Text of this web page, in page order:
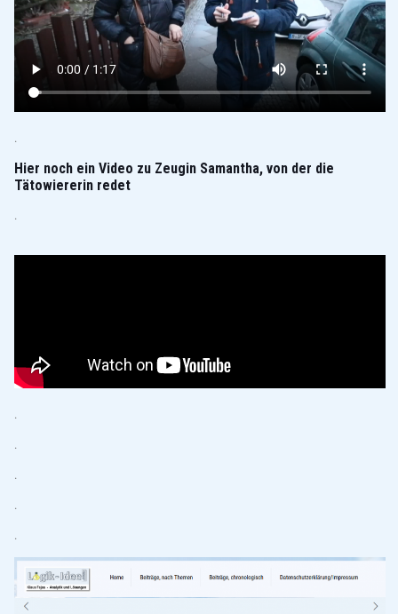
.
Hier noch ein Video zu Zeugin Samantha, von der die
Tätowiererin redet
.
.
.
.
.
.